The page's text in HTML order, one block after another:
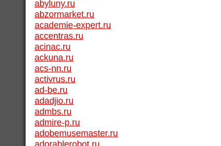
abyluny.ru
abzormarket.ru
academie-expert.ru
accentras.ru
acinac.ru
ackuna.ru
acs-nn.ru
activrus.ru
ad-be.ru
adadjio.ru
admbs.ru
admire-p.ru
adobemusemaster.ru
adorablerobot.ru